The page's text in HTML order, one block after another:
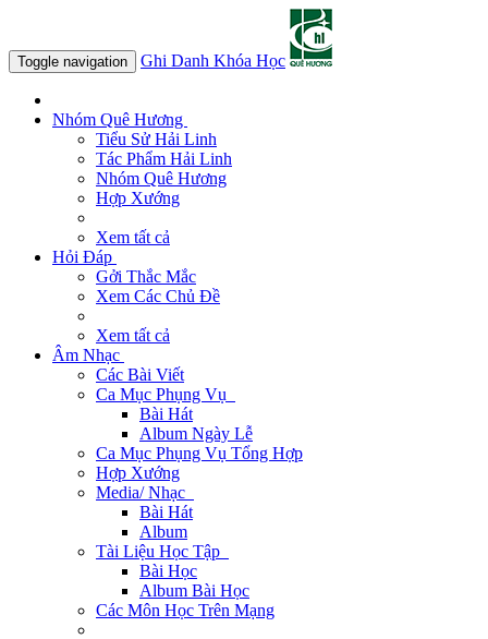
Toggle navigation Ghi Danh Khóa Học
Nhóm Quê Hương
Tiểu Sử Hải Linh
Tác Phẩm Hải Linh
Nhóm Quê Hương
Hợp Xướng
Xem tất cả
Hỏi Đáp
Gởi Thắc Mắc
Xem Các Chủ Đề
Xem tất cả
Âm Nhạc
Các Bài Viết
Ca Mục Phụng Vụ
Bài Hát
Album Ngày Lễ
Ca Mục Phụng Vụ Tổng Hợp
Hợp Xướng
Media/ Nhạc
Bài Hát
Album
Tài Liệu Học Tập
Bài Học
Album Bài Học
Các Môn Học Trên Mạng